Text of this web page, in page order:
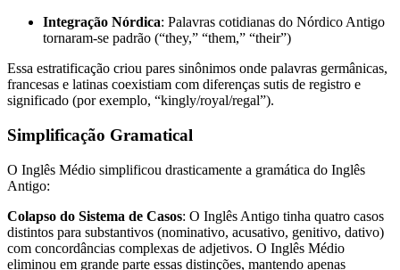
Integração Nórdica: Palavras cotidianas do Nórdico Antigo
tornaram-se padrão (“they,” “them,” “their”)
Essa estratificação criou pares sinônimos onde palavras germânicas,
francesas e latinas coexistiam com diferenças sutis de registro e
significado (por exemplo, “kingly/royal/regal”).
Simplificação Gramatical
O Inglês Médio simplificou drasticamente a gramática do Inglês
Antigo:
Colapso do Sistema de Casos: O Inglês Antigo tinha quatro casos
distintos para substantivos (nominativo, acusativo, genitivo, dativo)
com concordâncias complexas de adjetivos. O Inglês Médio
eliminou em grande parte essas distinções, mantendo apenas